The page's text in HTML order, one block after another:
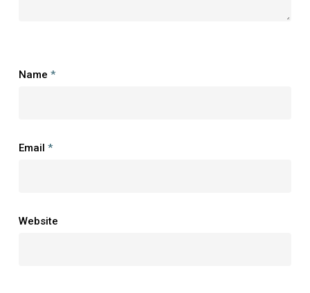
Name *
Email *
Website